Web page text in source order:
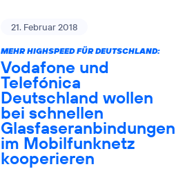
21. Februar 2018
MEHR HIGHSPEED FÜR DEUTSCHLAND:
Vodafone und
Telefónica
Deutschland wollen
bei schnellen
Glasfaseranbindungen
im Mobilfunknetz
kooperieren